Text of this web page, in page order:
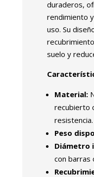
duraderos,
rendimiento
uso. Su
suelo y
Material:
recubierto
resistencia.
Peso
Diámetro
con barras